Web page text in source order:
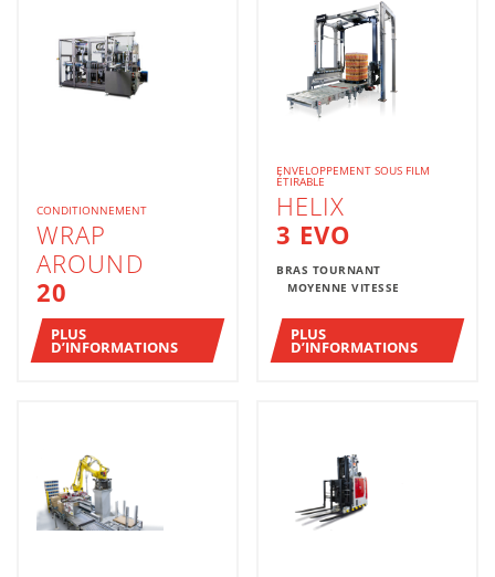
CONDITIONNEMENT
WRAP
AROUND
20
PLUS
D’INFORMATIONS
ENVELOPPEMENT SOUS FILM
ÉTIRABLE
HELIX
3 EVO
BRAS TOURNANT
MOYENNE VITESSE
PLUS
D’INFORMATIONS